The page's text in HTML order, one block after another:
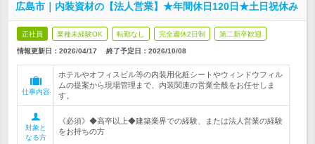
広島市｜内装資材の【法人営業】★年間休日120日★土日祝休み
正社員 業種未経験OK 転勤なし 完全週休2日制 第二新卒歓迎
情報更新日：2026/04/17 終了予定日： 2026/10/08
仕事内容
ホテルやオフィスビル等の内装用化粧シートやウィンドウフィル
ムの提案から現場管理まで、内装関連の営業全般をお任せしま
す。
対象と
なる方
《必須》◆高卒以上◆建築業界での経験、または法人営業の経験
をお持ちの方